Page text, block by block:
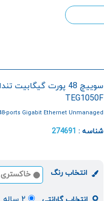
سوييچ 48 پورت گيگابيت
TEG1050F
ports Gigabit Ethernet Unmanaged
شناسه : 274691
انتخاب رنگ خاکستری